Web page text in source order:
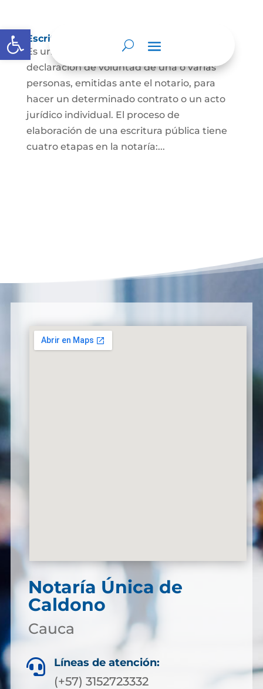
Abrir barra de herramientas
Escritura Pública
Es un documento que contiene la
declaración de voluntad de una o varias
personas, emitidas ante el notario, para
hacer un determinado contrato o un acto
jurídico individual. El proceso de
elaboración de una escritura pública tiene
cuatro etapas en la notaría:...
Notaría Única de
Caldono
Cauca
 Líneas de atención:
(+57) 3152723332